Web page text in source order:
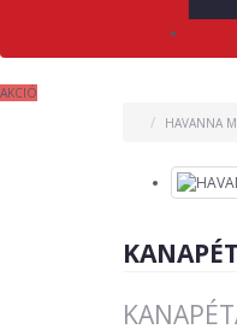
AKCIÓ
HAVANNA